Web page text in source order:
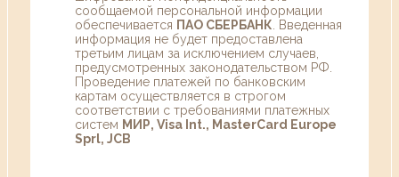
сообщаемой персональной информации
обеспечивается ПАО СБЕРБАНК . Введенная
информация не будет предоставлена
третьим лицам за исключением случаев,
предусмотренных законодательством РФ.
Проведение платежей по банковским
картам осуществляется в строгом
соответствии с требованиями платежных
систем МИР, Visa Int., MasterCard Europe
Sprl, JCB